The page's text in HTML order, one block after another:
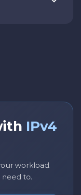
IPv4
workload.
to.